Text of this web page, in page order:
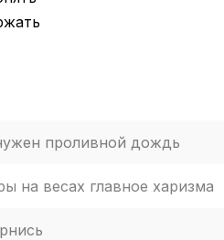
проливной дождь
на весах главное харизма